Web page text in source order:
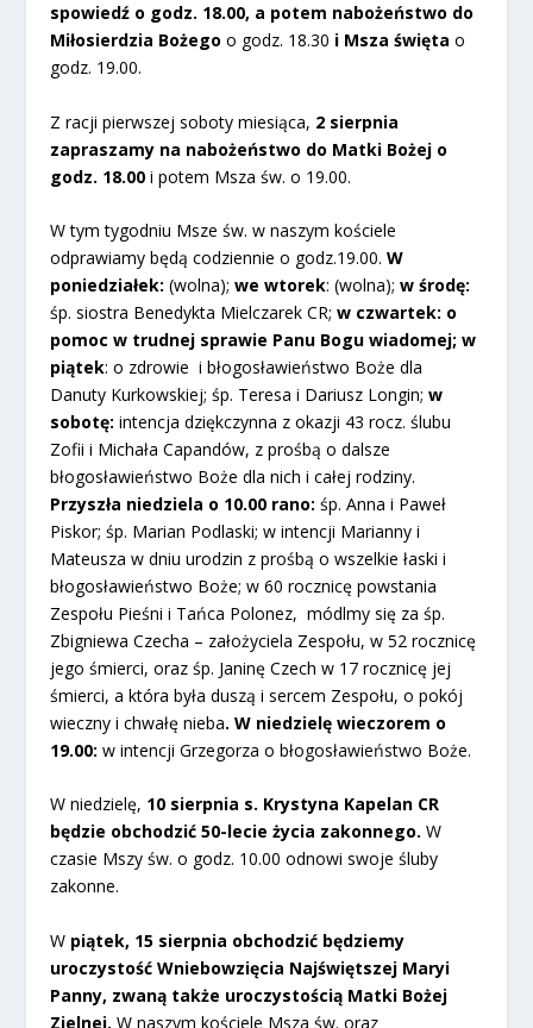
spowiedź o godz. 18.00, a potem nabożeństwo do
Miłosierdzia Bożegoo godz. 18.30 i Msza świętao
godz. 19.00.
Z racji pierwszej soboty miesiąca, 2 sierpnia
zapraszamy na nabożeństwo do Matki Bożej o
godz. 18.00i potem Msza św. o 19.00.
W tym tygodniu Msze św. w naszym kościele
odprawiamy będą codziennie o godz.19.00.W
poniedziałek:(wolna); we wtorek: (wolna); w środę:
śp. siostra Benedykta Mielczarek CR;w czwartek: o
pomoc w trudnej sprawie Panu Bogu wiadomej; w
piątek: o zdrowie i błogosławieństwo Boże dla
Danuty Kurkowskiej; śp. Teresa i Dariusz Longin;w
sobotę:intencja dziękczynna z okazji 43 rocz. ślubu
Zofii i Michała Capandów, z prośbą o dalsze
błogosławieństwo Boże dla nich i całej rodziny.
Przyszła niedziela o 10.00 rano:śp. Anna i Paweł
Piskor; śp. Marian Podlaski; w intencji Marianny i
Mateusza w dniu urodzin z prośbą o wszelkie łaski i
błogosławieństwo Boże; w 60 rocznicę powstania
Zespołu Pieśni i Tańca Polonez, módlmy się za śp.
Zbigniewa Czecha – założyciela Zespołu, w 52 rocznicę
jego śmierci, oraz śp. Janinę Czech w 17 rocznicę jej
śmierci, a która była duszą i sercem Zespołu, o pokój
wieczny i chwałę nieba. W niedzielę wieczorem o
19.00:w intencji Grzegorza o błogosławieństwo Boże.
W niedzielę, 10 sierpnia s. Krystyna Kapelan CR
będzie obchodzić 50-lecie życia zakonnego.W
czasie Mszy św. o godz. 10.00 odnowi swoje śluby
zakonne.
W piątek, 15 sierpnia obchodzić będziemy
uroczystość Wniebowzięcia Najświętszej Maryi
Panny, zwaną także uroczystością Matki Bożej
Zielnej. W naszym kościele Msza św. oraz